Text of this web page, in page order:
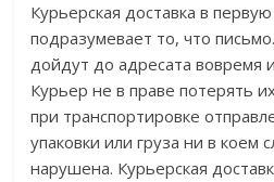
Курьерская доставка в
подразумевает то, что
дойдут до адресата вовремя
Курьер не в праве потерять
при транспортировке
упаковки или груза ни в коем
нарушена. Курьерская